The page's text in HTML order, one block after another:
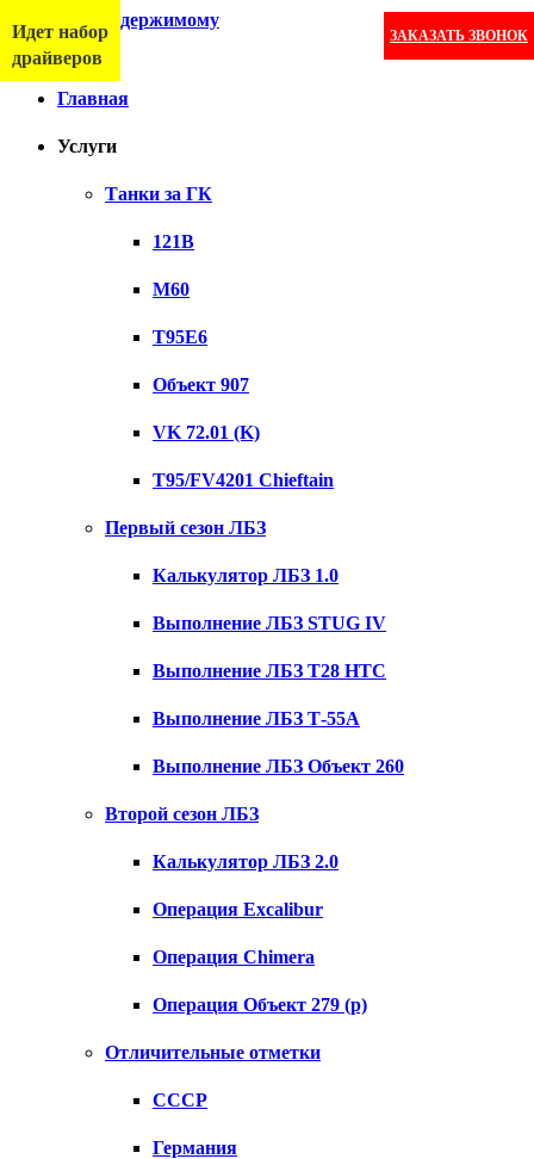
Перейти к содержимому
ЗАКАЗАТЬ ЗВОНОК
Меню
Главная
Услуги
Танки за ГК
121B
M60
T95E6
Объект 907
VK 72.01 (K)
T95/FV4201 Chieftain
Первый сезон ЛБЗ
Калькулятор ЛБЗ 1.0
Выполнение ЛБЗ STUG IV
Выполнение ЛБЗ T28 HTC
Выполнение ЛБЗ Т-55А
Выполнение ЛБЗ Объект 260
Второй сезон ЛБЗ
Калькулятор ЛБЗ 2.0
Операция Excalibur
Операция Chimera
Операция Объект 279 (р)
Отличительные отметки
СССР
Германия
Идет набор
драйверов